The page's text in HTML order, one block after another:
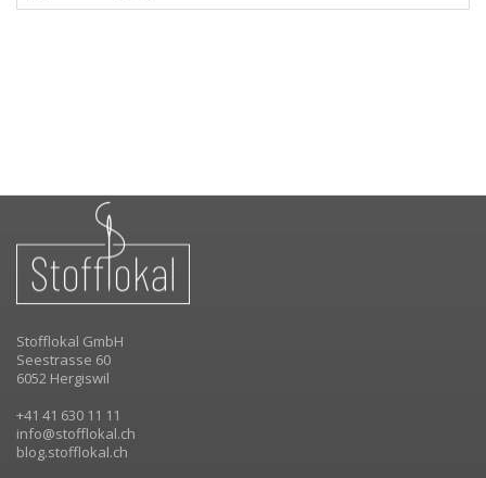
Stofflokal GmbH
Seestrasse 60
6052 Hergiswil
+41 41 630 11 11
info@stofflokal.ch
blog.stofflokal.ch